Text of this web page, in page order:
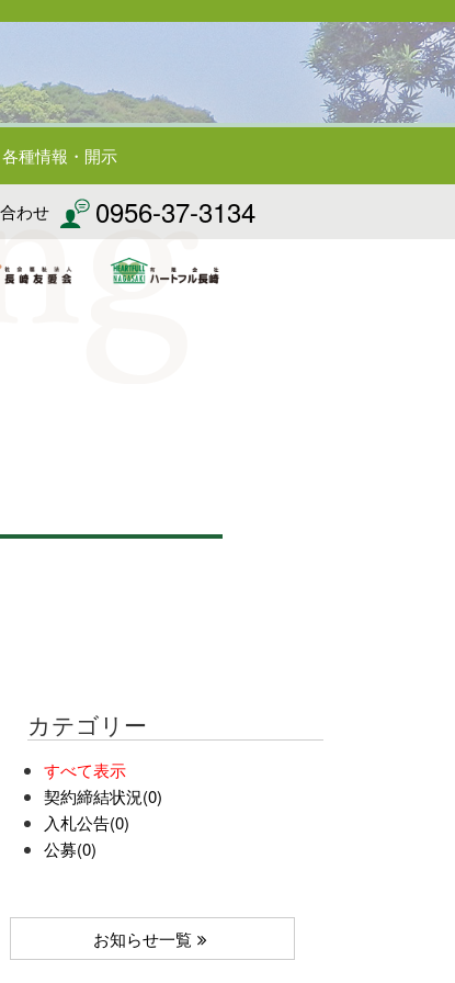
各種情報・開示
わせ 0956-37-3134
カテゴリー
すべて表示
契約締結状況(0)
入札公告(0)
公募(0)
お知らせ一覧